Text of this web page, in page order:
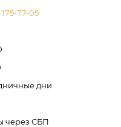
77-05
дни
через СБП